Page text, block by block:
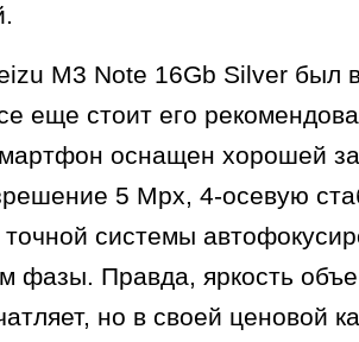
M3 Note 16Gb Silver был
еще стоит его
оснащен хорошей
5 Mpx, 4-осевую
точной системы
фазы. Правда, яркость
но в своей ценовой